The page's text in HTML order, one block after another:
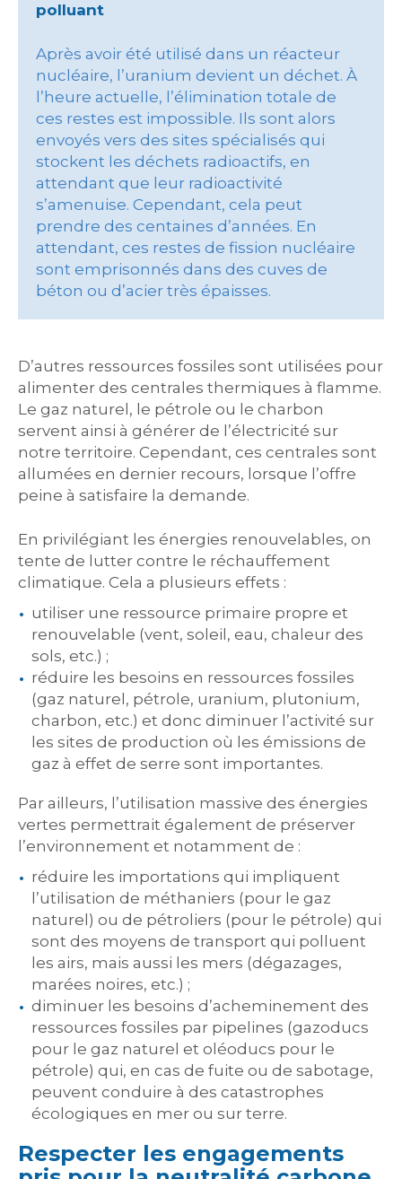
polluant
Après avoir été utilisé dans un réacteur
nucléaire, l’uranium devient un déchet. À
l’heure actuelle, l’élimination totale de
ces restes est impossible. Ils sont alors
envoyés vers des sites spécialisés qui
stockent les déchets radioactifs, en
attendant que leur radioactivité
s’amenuise. Cependant, cela peut
prendre des centaines d’années. En
attendant, ces restes de fission nucléaire
sont emprisonnés dans des cuves de
béton ou d’acier très épaisses.
D’autres ressources fossiles sont utilisées pour
alimenter des centrales thermiques à flamme.
Le gaz naturel, le pétrole ou le charbon
servent ainsi à générer de l’électricité sur
notre territoire. Cependant, ces centrales sont
allumées en dernier recours, lorsque l’offre
peine à satisfaire la demande.
En privilégiant les énergies renouvelables, on
tente de lutter contre le réchauffement
climatique. Cela a plusieurs effets :
utiliser une ressource primaire propre et
renouvelable (vent, soleil, eau, chaleur des
sols, etc.) ;
réduire les besoins en ressources fossiles
(gaz naturel, pétrole, uranium, plutonium,
charbon, etc.) et donc diminuer l’activité sur
les sites de production où les émissions de
gaz à effet de serre sont importantes.
Par ailleurs, l’utilisation massive des énergies
vertes permettrait également de préserver
l’environnement et notamment de :
réduire les importations qui impliquent
l’utilisation de méthaniers (pour le gaz
naturel) ou de pétroliers (pour le pétrole) qui
sont des moyens de transport qui polluent
les airs, mais aussi les mers (dégazages,
marées noires, etc.) ;
diminuer les besoins d’acheminement des
ressources fossiles par pipelines (gazoducs
pour le gaz naturel et oléoducs pour le
pétrole) qui, en cas de fuite ou de sabotage,
peuvent conduire à des catastrophes
écologiques en mer ou sur terre.
Respecter les engagements